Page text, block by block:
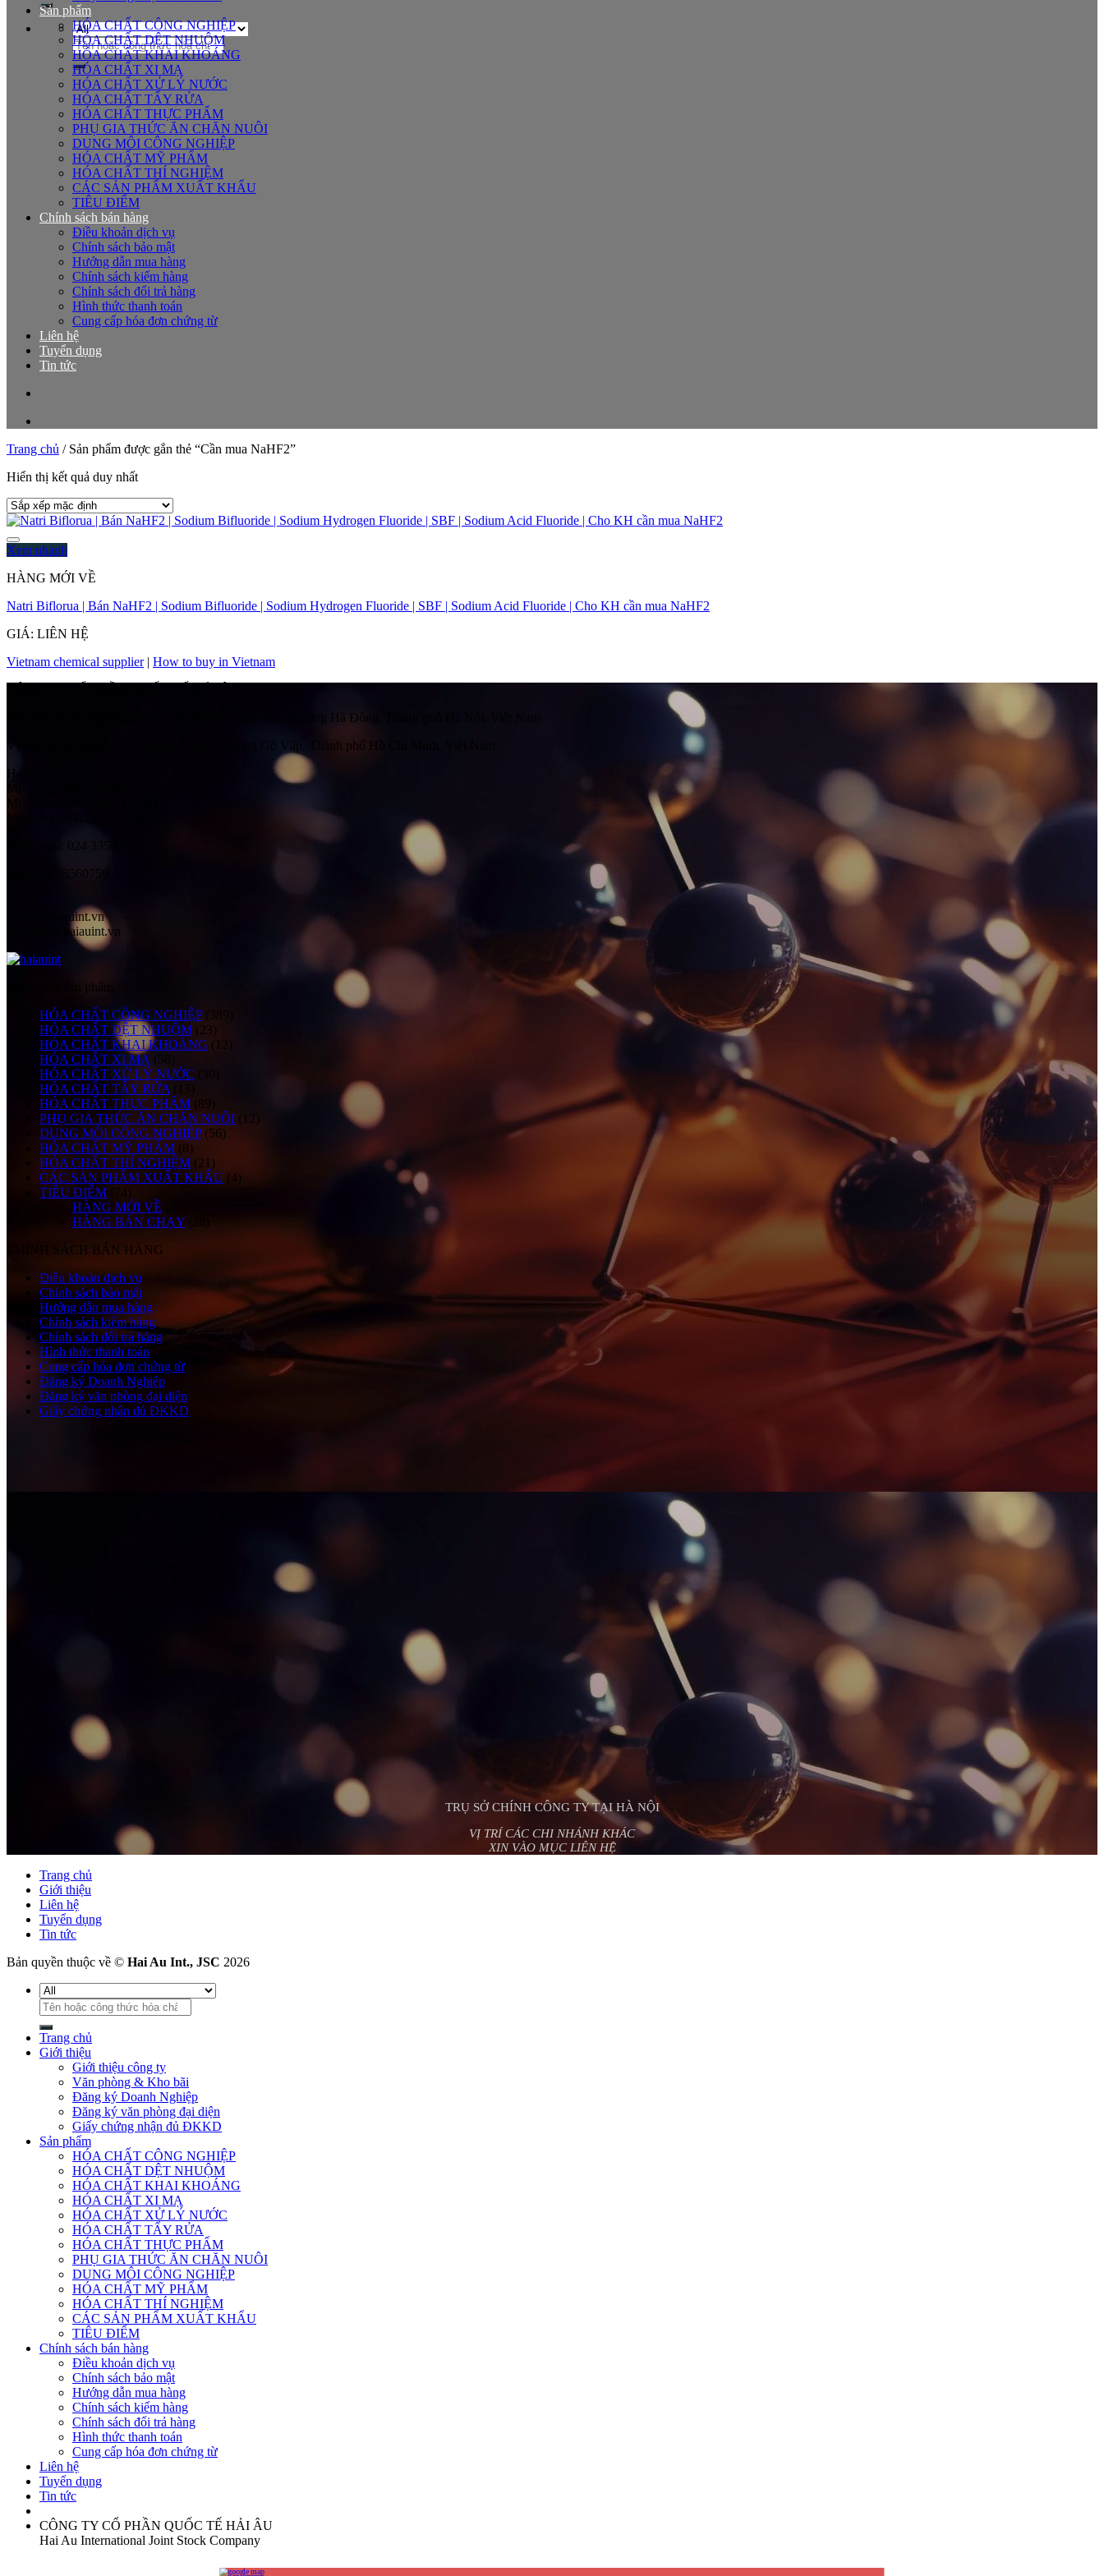
Tìm
kiếm:
Sản phẩm
HÓA CHẤT CÔNG NGHIỆP
HÓA CHẤT DỆT NHUỘM
HÓA CHẤT KHAI KHOÁNG
HÓA CHẤT XI MẠ
HÓA CHẤT XỬ LÝ NƯỚC
HÓA CHẤT TẨY RỬA
HÓA CHẤT THỰC PHẨM
PHỤ GIA THỨC ĂN CHĂN NUÔI
DUNG MÔI CÔNG NGHIỆP
HÓA CHẤT MỸ PHẨM
HÓA CHẤT THÍ NGHIỆM
CÁC SẢN PHẨM XUẤT KHẨU
TIÊU ĐIỂM
Chính sách bán hàng
Điều khoản dịch vụ
Chính sách bảo mật
Hướng dẫn mua hàng
Chính sách kiểm hàng
Chính sách đổi trả hàng
Hình thức thanh toán
Cung cấp hóa đơn chứng từ
Liên hệ
Tuyển dụng
Tin tức
Trang chủ /Sản phẩm được gắn thẻ “Cần mua NaHF2”
Hiển thị kết quả duy nhất
Xem nhanh
HÀNG MỚI VỀ
Natri Biflorua | Bán NaHF2 | Sodium Bifluoride | Sodium Hydrogen Fluoride | SBF | Sodium Acid Fluoride | Cho KH cần mua NaHF2
GIÁ: LIÊN HỆ
Vietnam chemical supplier| How to buy in Vietnam
Số 41 Ngách 58 Ngõ 108, Đường Trần Phú, Phường Hà Đông, Thành phố Hà Nội, Việt Nam
VP HCM:
Số 525/1/10H Quang Trung, Phường Gò Vấp, Thành phố Hồ Chí Minh, Việt Nam
Hotline:
Mr. Tuấn: 0976244181 (HN)
Mr. Lâm: 0931145765 (SG)
024 33560758
haiau@haiauint.vn
ngocanh@haiauint.vn
Danh mục sản phẩm
HÓA CHẤT CÔNG NGHIỆP (389)
HÓA CHẤT DỆT NHUỘM (23)
HÓA CHẤT KHAI KHOÁNG (12)
HÓA CHẤT XI MẠ
HÓA CHẤT XỬ LÝ NƯỚC
HÓA CHẤT TẨY RỬA
HÓA CHẤT THỰC PHẨM (89)
PHỤ GIA THỨC ĂN CHĂN NUÔI (12)
DUNG MÔI CÔNG NGHIỆP (56)
HÓA CHẤT MỸ PHẨM (8)
HÓA CHẤT THÍ NGHIỆM (21)
CÁC SẢN PHẨM XUẤT KHẨU (4)
TIÊU ĐIỂM
(74)
HÀNG MỚI VỀ
HÀNG BÁN CHẠY
CHÍNH SÁCH BÁN HÀNG
Điều khoản dịch vụ
Chính sách bảo mật
Hướng dẫn mua hàng
Chính sách kiểm hàng
Chính sách đổi trả hàng
Hình thức thanh toán
Cung cấp hóa đơn chứng từ
Đăng ký Doanh Nghiệp
Đăng ký văn phòng đại diện
Giấy chứng nhận đủ ĐKKD
TRỤ SỞ CHÍNH CÔNG TY TẠI HÀ NỘI
VỊ TRÍ CÁC CHI NHÁNH KHÁC
XIN VÀO MỤC LIÊN HỆ
Trang chủ
Giới thiệu
Liên hệ
Tuyển dụng
Tin tức
Bản quyền thuộc về © Hai Au Int., JSC 2026
Tìm
kiếm:
Trang chủ
Giới thiệu
Giới thiệu công ty
Văn phòng & Kho bãi
Đăng ký Doanh Nghiệp
Đăng ký văn phòng đại diện
Giấy chứng nhận đủ ĐKKD
Sản phẩm
HÓA CHẤT CÔNG NGHIỆP
HÓA CHẤT DỆT NHUỘM
HÓA CHẤT KHAI KHOÁNG
HÓA CHẤT XI MẠ
HÓA CHẤT XỬ LÝ NƯỚC
HÓA CHẤT TẨY RỬA
HÓA CHẤT THỰC PHẨM
PHỤ GIA THỨC ĂN CHĂN NUÔI
DUNG MÔI CÔNG NGHIỆP
HÓA CHẤT MỸ PHẨM
HÓA CHẤT THÍ NGHIỆM
CÁC SẢN PHẨM XUẤT KHẨU
TIÊU ĐIỂM
Chính sách bán hàng
Điều khoản dịch vụ
Chính sách bảo mật
Hướng dẫn mua hàng
Chính sách kiểm hàng
Chính sách đổi trả hàng
Hình thức thanh toán
Cung cấp hóa đơn chứng từ
Liên hệ
Tuyển dụng
Tin tức
CÔNG TY CỔ PHẦN QUỐC TẾ HẢI ÂU
Hai Au International Joint Stock Company